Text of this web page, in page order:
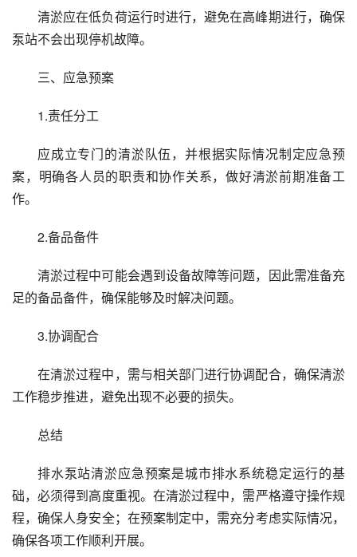
清淤应在低负荷运行时进行，避免在高峰期进行，确保
泵站不会出现停机故障。
三、应急预案
1.责任分工
应成立专门的清淤队伍，并根据实际情况制定应急预
案，明确各人员的职责和协作关系，做好清淤前期准备工
作。
2.备品备件
清淤过程中可能会遇到设备故障等问题，因此需准备充
足的备品备件，确保能够及时解决问题。
3.协调配合
在清淤过程中，需与相关部门进行协调配合，确保清淤
工作稳步推进，避免出现不必要的损失。
总结
排水泵站清淤应急预案是城市排水系统稳定运行的基
础，必须得到高度重视。在清淤过程中，需严格遵守操作规
程，确保人身安全；在预案制定中，需充分考虑实际情况，
确保各项工作顺利开展。